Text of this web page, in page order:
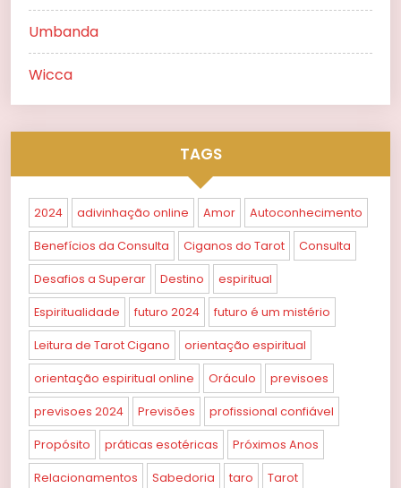
Umbanda
Wicca
TAGS
2024 adivinhação online Amor Autoconhecimento
Benefícios da Consulta Ciganos do Tarot Consulta
Desafios a Superar Destino espiritual
Espiritualidade futuro 2024 futuro é um mistério
Leitura de Tarot Cigano orientação espiritual
orientação espiritual online Oráculo previsoes
previsoes 2024 Previsões profissional confiável
Propósito práticas esotéricas Próximos Anos
Relacionamentos Sabedoria taro Tarot